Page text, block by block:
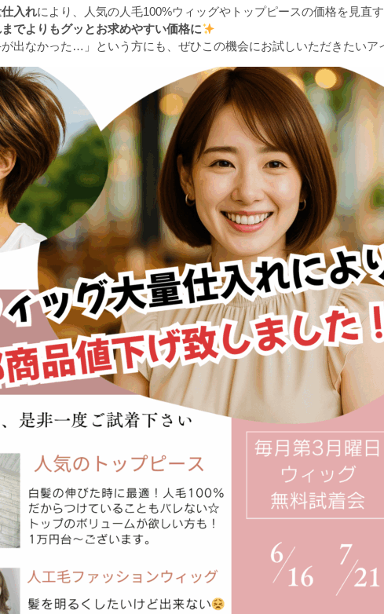
入れにより、人気の人毛100%ウィッグやトップピースの価格を見直
でよりもグッとお求めやすい価格に
が出なかった…」という方にも、ぜひこの機会にお試しいただきたいア